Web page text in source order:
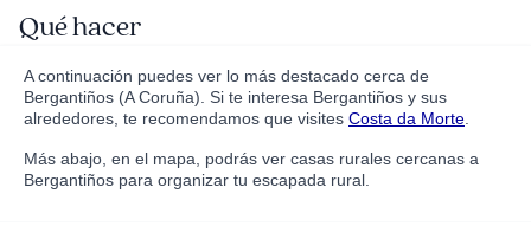
Qué hacer
A continuación puedes ver lo más destacado cerca de
Bergantiños (A Coruña). Si te interesa Bergantiños y sus
alrededores, te recomendamos que visites Costa da Morte
Más abajo, en el mapa, podrás ver casas rurales cercanas a
Bergantiños para organizar tu escapada rural.